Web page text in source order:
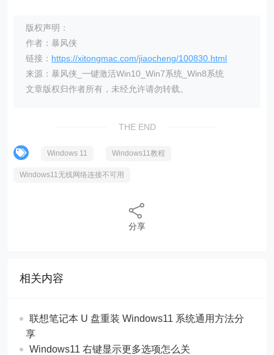
版权声明：
作者：暴风侠
链接： https://xitongmac.com/jiaocheng/100830.html
来源：暴风侠_一键激活Win10_Win7系统_Win8系统
文章版权归作者所有，未经允许请勿转载。
THE END
Windows 11 Windows11教程
Windows11无线网络连接不可用
分享
相关内容
联想笔记本 U 盘重装 Windows11 系统通用方法分
享
Windows11 右键显示更多选项怎么关